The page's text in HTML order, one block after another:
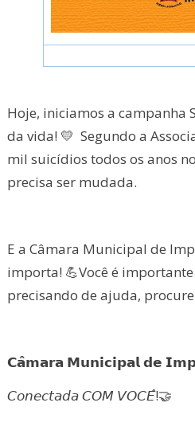
Hoje, iniciamos a campanha
da vida! 💛 Segundo a
mil suicídios todos os anos
precisa ser mudada.
E a Câmara Municipal de
importa! 💪Você é
precisando de ajuda,
𝗖𝗮̂𝗺𝗮𝗿𝗮 𝗠𝘂𝗻𝗶𝗰𝗶𝗽𝗮𝗹 𝗱𝗲
𝘊𝘰𝘯𝘦𝘤𝘵𝘢𝘥𝘢 𝘊𝘖𝘔 𝘝𝘖𝘊𝘌̂!🤝